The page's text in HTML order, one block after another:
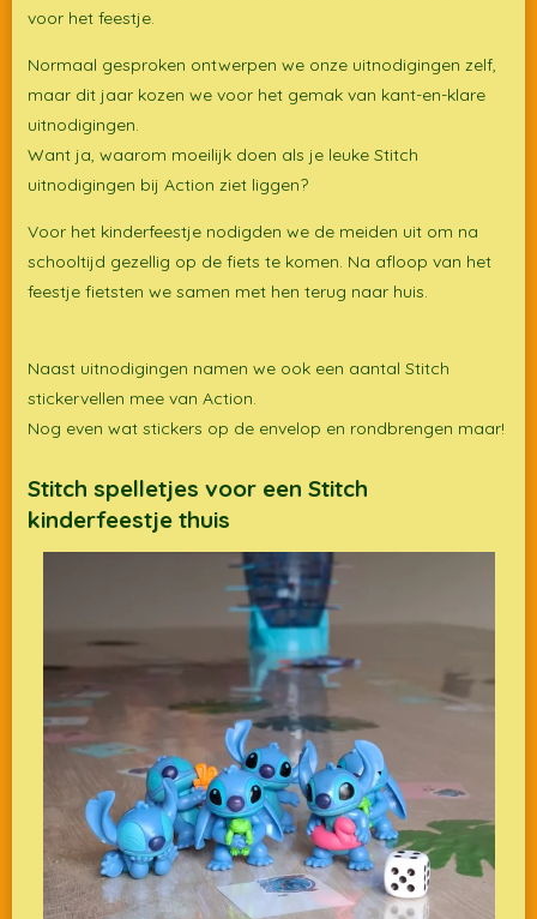
voor het feestje.
Normaal gesproken ontwerpen we onze uitnodigingen zelf,
maar dit jaar kozen we voor het gemak van kant-en-klare
uitnodigingen.
Want ja, waarom moeilijk doen als je leuke Stitch
uitnodigingen bij Action ziet liggen?
Voor het kinderfeestje nodigden we de meiden uit om na
schooltijd gezellig op de fiets te komen. Na afloop van het
feestje fietsten we samen met hen terug naar huis.
Naast uitnodigingen namen we ook een aantal Stitch
stickervellen mee van Action.
Nog even wat stickers op de envelop en rondbrengen maar!
Stitch spelletjes voor een Stitch
kinderfeestje thuis